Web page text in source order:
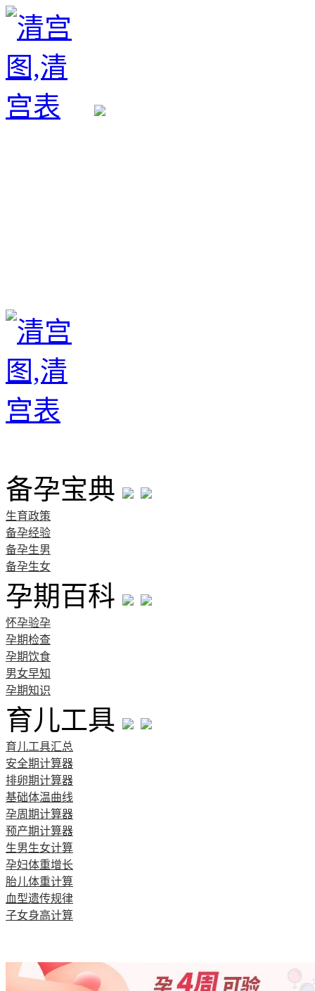
备孕宝典
生育政策
备孕经验
备孕生男
备孕生女
孕期百科
怀孕验孕
孕期检查
孕期饮食
男女早知
孕期知识
育儿工具
育儿工具汇总
安全期计算器
排卵期计算器
基础体温曲线
孕周期计算器
预产期计算器
生男生女计算
孕妇体重增长
胎儿体重计算
血型遗传规律
子女身高计算